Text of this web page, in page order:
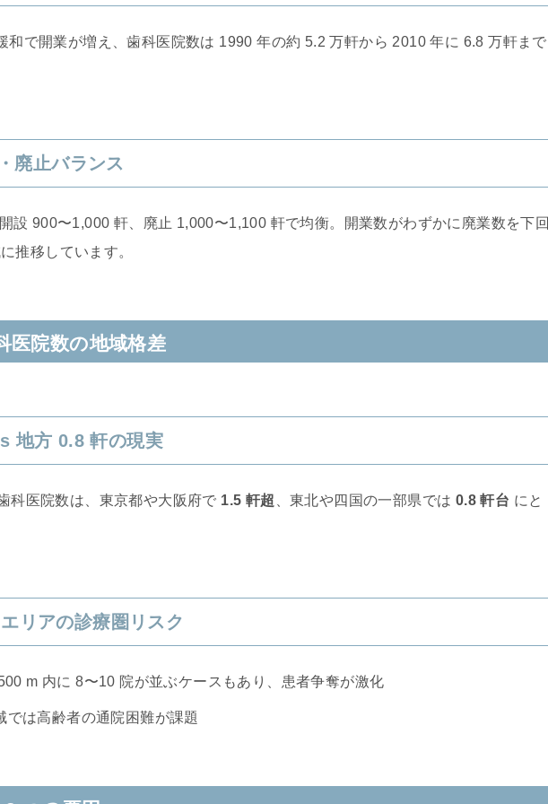
和で開業が増え、歯科医院数は 1990 年の約 5.2 万軒から 2010 年に 6.8 万軒まで
廃止バランス
設 900〜1,000 軒、廃止 1,000〜1,100 軒で均衡。開業数がわずかに廃業数を下
推移しています。
医院数の地域格差
地方 0.8 軒の現実
科医院数は、東京都や大阪府で 1.5 軒超 、東北や四国の一部県では 0.8 軒台 にと
リアの診療圏リスク
m 内に 8〜10 院が並ぶケースもあり、患者争奪が激化
では高齢者の通院困難が課題